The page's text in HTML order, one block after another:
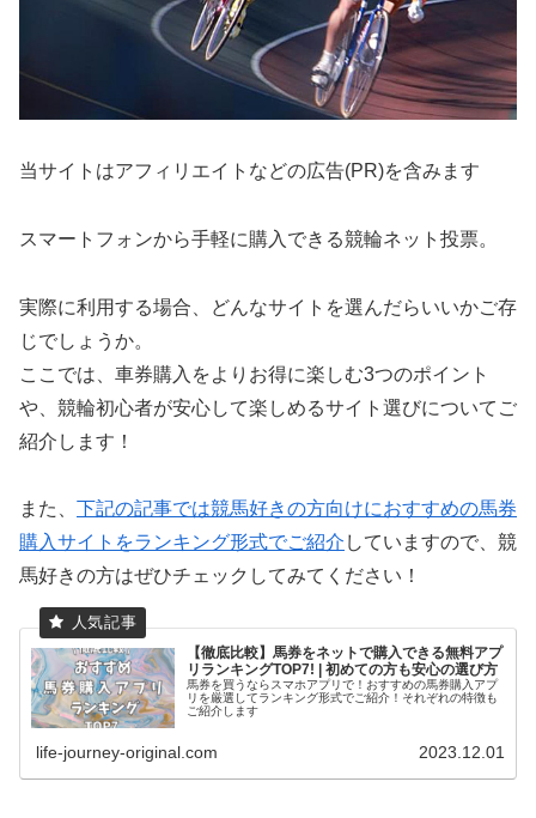
当サイトはアフィリエイトなどの広告(PR)を含みます
スマートフォンから手軽に購入できる競輪ネット投票。
実際に利用する場合、どんなサイトを選んだらいいかご存
じでしょうか。
ここでは、車券購入をよりお得に楽しむ3つのポイント
や、競輪初心者が安心して楽しめるサイト選びについてご
紹介します！
また、 下記の記事では競馬好きの方向けにおすすめの馬券
購入サイトをランキング形式でご紹介 していますので、競
馬好きの方はぜひチェックしてみてください！
【徹底比較】馬券をネットで購入できる無料アプ
リランキングTOP7! | 初めての方も安心の選び方
馬券を買うならスマホアプリで！おすすめの馬券購入アプ
リを厳選してランキング形式でご紹介！それぞれの特徴も
ご紹介します
life-journey-original.com 2023.12.01